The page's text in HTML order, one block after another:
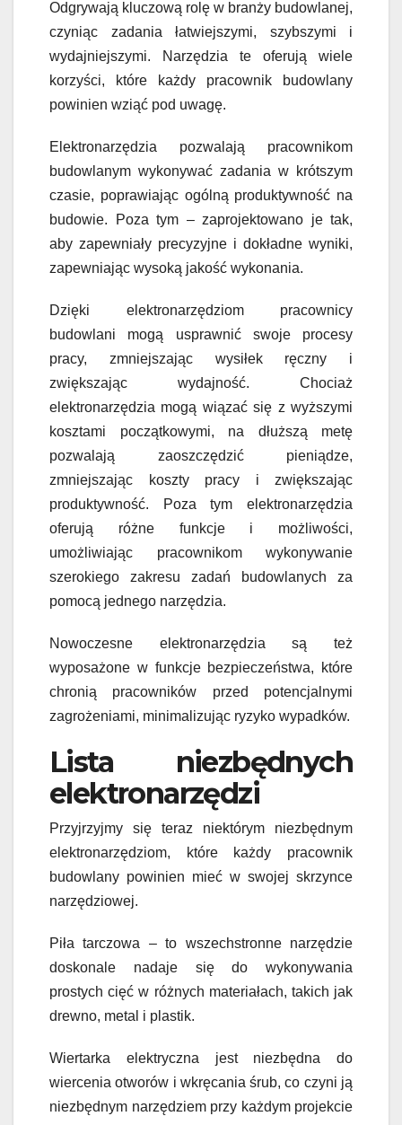
Odgrywają kluczową rolę w branży budowlanej,
czyniąc zadania łatwiejszymi, szybszymi i
wydajniejszymi. Narzędzia te oferują wiele
korzyści, które każdy pracownik budowlany
powinien wziąć pod uwagę.
Elektronarzędzia pozwalają pracownikom
budowlanym wykonywać zadania w krótszym
czasie, poprawiając ogólną produktywność na
budowie.
Poza tym –zaprojektowano je tak,
aby zapewniały precyzyjne i dokładne wyniki,
zapewniając wysoką jakość wykonania.
Dzięki elektronarzędziom pracownicy
budowlani mogą usprawnić swoje procesy
pracy, zmniejszając wysiłek ręczny i
zwiększając wydajność. Chociaż
elektronarzędzia mogą wiązać się z wyższymi
kosztami początkowymi, na dłuższą metę
pozwalają zaoszczędzić pieniądze,
zmniejszając koszty pracy i zwiększając
produktywność.
Poza tym e lektronarzędzia
oferują różne funkcje i możliwości,
umożliwiając pracownikom wykonywanie
szerokiego zakresu zadań budowlanych za
pomocą jednego narzędzia.
Nowoczesne elektronarzędzia są też
wyposażone w funkcje bezpieczeństwa, które
chronią pracowników przed potencjalnymi
zagrożeniami, minimalizując ryzyko wypadków.
Lista niezbędnych
elektronarzędzi
Przyjrzyjmy się teraz niektórym niezbędnym
elektronarzędziom, które każdy pracownik
budowlany powinien mieć w swojej skrzynce
narzędziowej.
Piła tarczowa –to wszechstronne narzędzie
doskonale nadaje się do wykonywania
prostych cięć w różnych materiałach, takich jak
drewno, metal i plastik.
Wiertarka elektryczna jest niezbędna do
wiercenia otworów i wkręcania śrub, co czyni ją
niezbędnym narzędziem przy każdym projekcie